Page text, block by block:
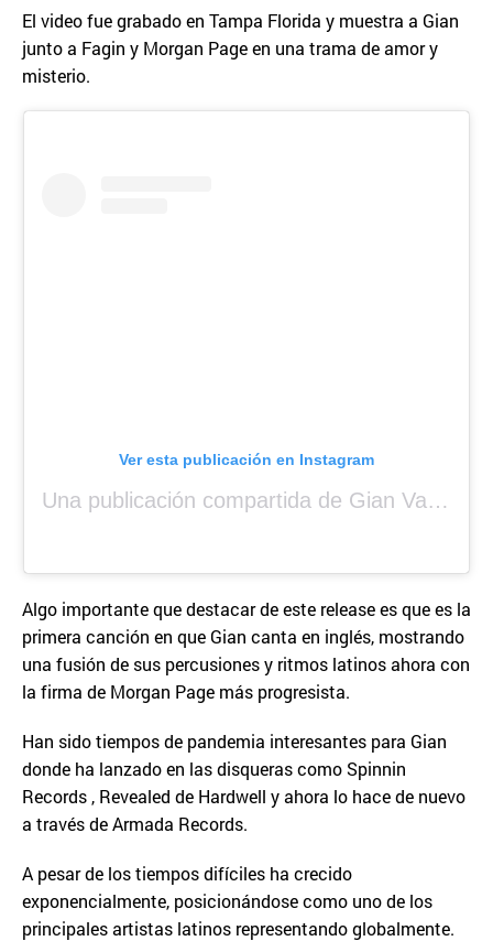
El video fue grabado en Tampa Florida y muestra a Gian
junto a Fagin y Morgan Page en una trama de amor y
misterio.
Ver esta publicación en Instagram
Una publicación compartida de Gian Varela (@gianvarela)
Algo importante que destacar de este release es que es la
primera canción en que Gian canta en inglés, mostrando
una fusión de sus percusiones y ritmos latinos ahora con
la firma de Morgan Page más progresista.
Han sido tiempos de pandemia interesantes para Gian
donde ha lanzado en las disqueras como Spinnin
Records , Revealed de Hardwell y ahora lo hace de nuevo
a través de Armada Records.
A pesar de los tiempos difíciles ha crecido
exponencialmente, posicionándose como uno de los
principales artistas latinos representando globalmente.